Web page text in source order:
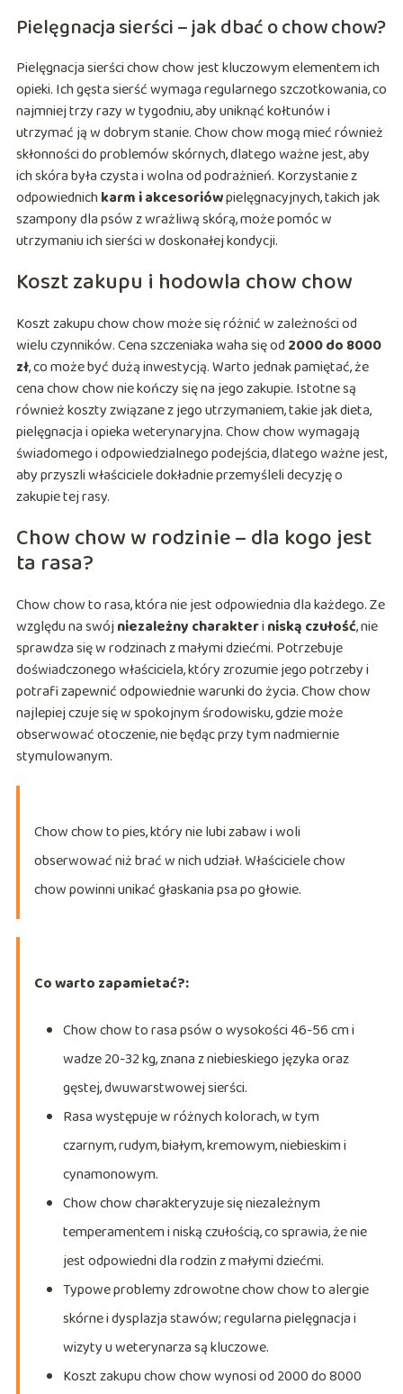
Pielęgnacja sierści – jak dbać o chow chow?
Pielęgnacja sierści chow chow jest kluczowym elementem ich
opieki. Ich gęsta sierść wymaga regularnego szczotkowania, co
najmniej trzy razy w tygodniu, aby uniknąć kołtunów i
utrzymać ją w dobrym stanie. Chow chow mogą mieć również
skłonności do problemów skórnych, dlatego ważne jest, aby
ich skóra była czysta i wolna od podrażnień. Korzystanie z
odpowiednichkarm i akcesoriówpielęgnacyjnych, takich jak
szampony dla psów z wrażliwą skórą, może pomóc w
utrzymaniu ich sierści w doskonałej kondycji.
Koszt zakupu i hodowla chow chow
Koszt zakupu chow chow może się różnić w zależności od
wielu czynników. Cena szczeniaka waha się od 2000 do 8000
zł, co może być dużą inwestycją. Warto jednak pamiętać, że
cena chow chow nie kończy się na jego zakupie. Istotne są
również koszty związane z jego utrzymaniem, takie jak dieta,
pielęgnacja i opieka weterynaryjna. Chow chow wymagają
świadomego i odpowiedzialnego podejścia, dlatego ważne jest,
aby przyszli właściciele dokładnie przemyśleli decyzję o
zakupie tej rasy.
Chow chow w rodzinie – dla kogo jest
ta rasa?
Chow chow to rasa, która nie jest odpowiednia dla każdego. Ze
względu na swójniezależny charakteri niską czułość, nie
sprawdza się w rodzinach z małymi dziećmi. Potrzebuje
doświadczonego właściciela, który zrozumie jego potrzeby i
potrafi zapewnić odpowiednie warunki do życia. Chow chow
najlepiej czuje się w spokojnym środowisku, gdzie może
obserwować otoczenie, nie będąc przy tym nadmiernie
stymulowanym.
Chow chow to pies, który nie lubi zabaw i woli
obserwować niż brać w nich udział. Właściciele chow
chow powinni unikać głaskania psa po głowie.
Co warto zapamietać?:
Chow chow to rasa psów o wysokości 46-56 cm i
wadze 20-32 kg, znana z niebieskiego języka oraz
gęstej, dwuwarstwowej sierści.
Rasa występuje w różnych kolorach, w tym
czarnym, rudym, białym, kremowym, niebieskim i
cynamonowym.
Chow chow charakteryzuje się niezależnym
temperamentem i niską czułością, co sprawia, że nie
jest odpowiedni dla rodzin z małymi dziećmi.
Typowe problemy zdrowotne chow chow to alergie
skórne i dysplazja stawów; regularna pielęgnacja i
wizyty u weterynarza są kluczowe.
Koszt zakupu chow chow wynosi od 2000 do 8000